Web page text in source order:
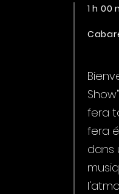
1 h
fera
fera
dans